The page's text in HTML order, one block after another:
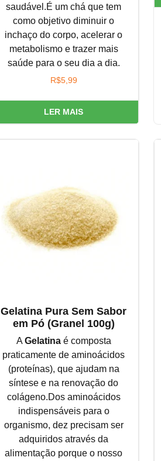
saudável.É um chá que tem
como objetivo diminuir o
inchaço do corpo, acelerar o
metabolismo e trazer mais
saúde para o seu dia a dia.
R$5,99
LER MAIS
Gelatina Pura Sem Sabor
em Pó (Granel 100g)
A Gelatinaé composta
praticamente de aminoácidos
(proteínas), que ajudam na
síntese e na renovação do
colágeno.Dos aminoácidos
indispensáveis para o
organismo, dez precisam ser
adquiridos através da
alimentação porque o nosso